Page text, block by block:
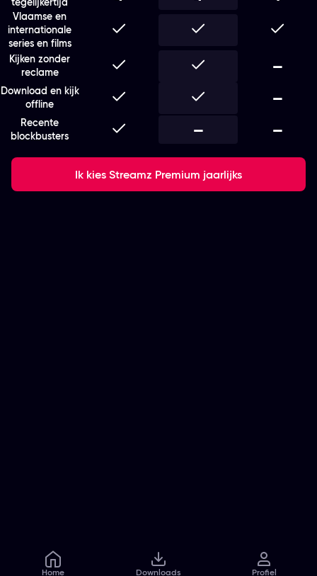
Home Downloads Profiel
Vlaamse en
internationale
series en films
Inbegrepen Inbegrepen
Kijken zonder
reclame
Inbegrepen Inbegrepen Niet
—
Download en kijk
offline
Inbegrepen Inbegrepen Niet
—
Recente
blockbusters
Inbegrepen Niet inbegrepen
— Niet
—
Ik kies Streamz Premium jaarlijks